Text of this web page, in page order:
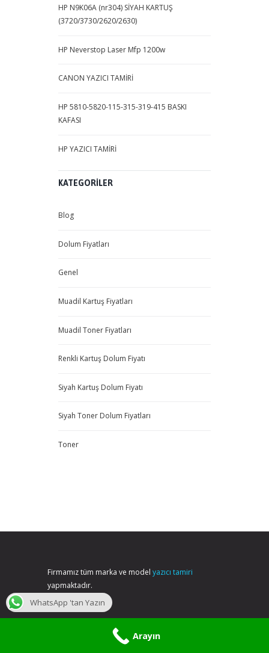
HP N9K06A (nr304) SİYAH KARTUŞ
(3720/3730/2620/2630)
HP Neverstop Laser Mfp 1200w
CANON YAZICI TAMİRİ
HP 5810-5820-115-315-319-415 BASKI
KAFASI
HP YAZICI TAMİRİ
KATEGORILER
Blog
Dolum Fiyatları
Genel
Muadil Kartuş Fiyatları
Muadil Toner Fiyatları
Renkli Kartuş Dolum Fiyatı
Siyah Kartuş Dolum Fiyatı
Siyah Toner Dolum Fiyatları
Toner
Firmamız tüm marka ve model yazıcı tamiri
yapmaktadır.
Dolumkartus.net © 2010 Tüm hakları saklıdır.
WhatsApp 'tan Yazın
Arayın